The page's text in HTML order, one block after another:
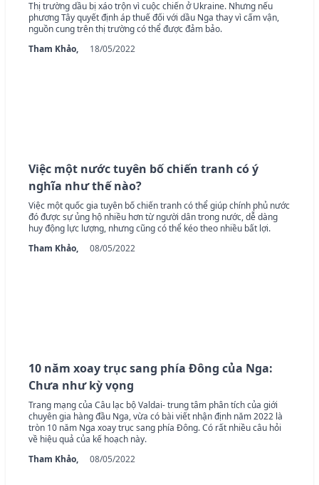
Thị trường dầu bị xáo trộn vì cuộc chiến ở Ukraine. Nhưng nếu
phương Tây quyết định áp thuế đối với dầu Nga thay vì cấm vận,
nguồn cung trên thị trường có thể được đảm bảo.
Tham Khảo,
18/05/2022
Việc một nước tuyên bố chiến tranh có ý
nghĩa như thế nào?
Việc một quốc gia tuyên bố chiến tranh có thể giúp chính phủ nước
đó được sự ủng hộ nhiều hơn từ người dân trong nước, dễ dàng
huy động lực lượng, nhưng cũng có thể kéo theo nhiều bất lợi.
Tham Khảo,
08/05/2022
10 năm xoay trục sang phía Đông của Nga:
Chưa như kỳ vọng
Trang mạng của Câu lạc bộ Valdai- trung tâm phân tích của giới
chuyên gia hàng đầu Nga, vừa có bài viết nhận định năm 2022 là
tròn 10 năm Nga xoay trục sang phía Đông. Có rất nhiều câu hỏi
về hiệu quả của kế hoạch này.
Tham Khảo,
08/05/2022